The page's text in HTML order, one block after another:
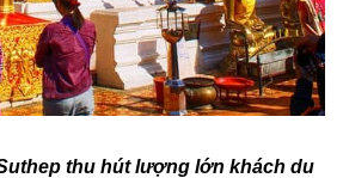
thu hút lượng lớn khách du